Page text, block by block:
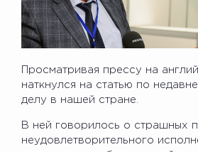
Просматривая прессу на
наткнулся на статью по
делу в нашей стране.
В ней говорилось о страшных
неудовлетворительного